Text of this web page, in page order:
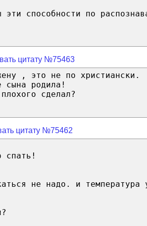
способности по
цитату №75463
, это не по христиански.
сына родила!
сделал?
цитату №75462
спать!
не надо. и температура